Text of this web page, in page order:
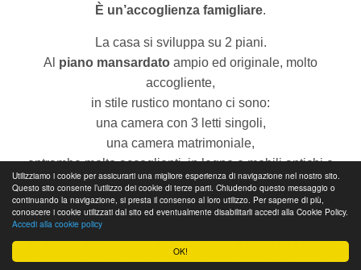
OK!
Utilizziamo i cookie per assicurarti una migliore esperienza di navigazione nel nostro sito.
Questo sito consente l’utilizzo dei cookie di terze parti. Chiudendo questo messaggio o
continuando la navigazione, si presta il consenso al loro utilizzo. Per saperne di più,
conoscere i cookie utilizzati dal sito ed eventualmente disabilitarli accedi alla Cookie Policy.
Accedi alla cookie policy
È un’accoglienza famigliare.
La casa si sviluppa su 2 piani.
Al piano mansardato ampio ed originale, molto
accogliente,
in stile rustico montano ci sono:
una camera con 3 letti singoli,
una camera matrimoniale,
entrambe molto accoglienti, in legno e mobili antichi e
rustici.
Il Bagno è grande, comodo, con doccia e vasca grande.
Alpiano secondo, in stile montano e rustico ci sono:
una camera doppia ampia, con balcone, grandi travi e molto